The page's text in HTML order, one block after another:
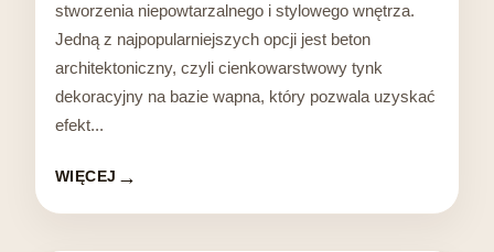
stworzenia niepowtarzalnego i stylowego wnętrza.
Jedną z najpopularniejszych opcji jest beton
architektoniczny, czyli cienkowarstwowy tynk
dekoracyjny na bazie wapna, który pozwala uzyskać
efekt...
WIĘCEJ